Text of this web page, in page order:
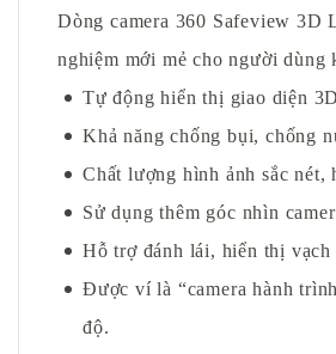
Dòng camera 360 Safeview 3D
nghiệm mới mẻ cho người dùng
Tự động hiển thị giao diện
Khả năng chống bụi, chống
Chất lượng hình ảnh sắc
Sử dụng thêm góc nhìn
Hỗ trợ đánh lái, hiển thị
Được ví là “camera hành
độ.